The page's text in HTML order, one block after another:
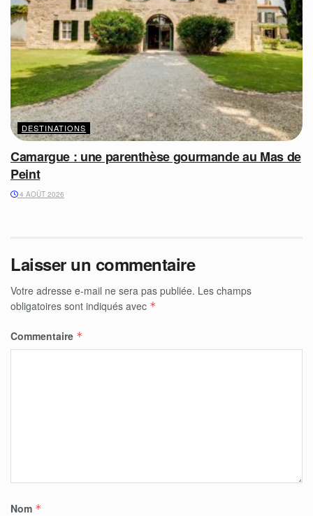
DESTINATIONS
Camargue : une parenthèse gourmande au Mas de
Peint
4 AOÛT 2026
Laisser un commentaire
Votre adresse e-mail ne sera pas publiée. Les champs
obligatoires sont indiqués avec *
Commentaire *
Nom *